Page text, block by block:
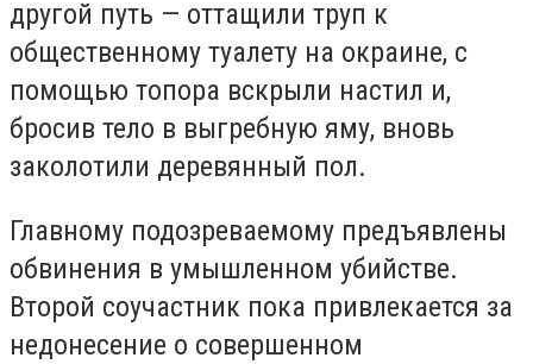
другой путь — оттащили труп к
общественному туалету на окраине, с
помощью топора вскрыли настил и,
бросив тело в выгребную яму, вновь
заколотили деревянный пол.
Главному подозреваемому предъявлены
обвинения в умышленном убийстве.
Второй соучастник пока привлекается за
недонесение о совершенном